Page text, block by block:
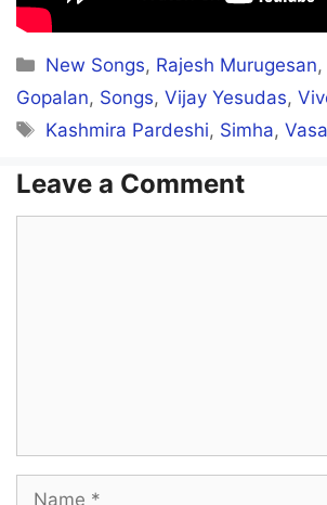
Pesi theertha pinnum
Pesathondrum innum thaana!
Konjam neram nee illaamal ponaalum
Nenjam thalladi kannadi thoolaagum
Endhan kaathoram vendum un
Engae vaaznthaalum neethanae en
Categories
New Songs, Rajesh Murugesan,
Gopalan, Songs, Vijay Yesudas,
Tags
Kashmira Pardeshi, Simha,
Leave a Comment
Name